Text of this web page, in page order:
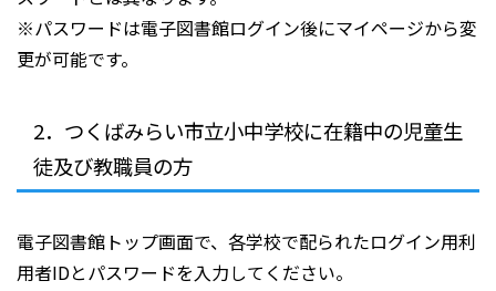
※パスワードは電子図書館ログイン後にマイページから変
更が可能です。
2．つくばみらい市立小中学校に在籍中の児童生
徒及び教職員の方
電子図書館トップ画面で、各学校で配られたログイン用利
用者IDとパスワードを入力してください。